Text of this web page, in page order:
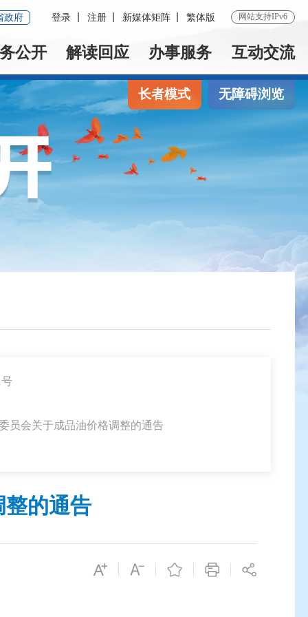
政府 登录 注册 新媒体矩阵 繁体版 网站支持IPv6
公开 解读回应 办事服务 互动交流
长者模式 无障碍浏览
员会关于成品油价格调整的通告
的通告